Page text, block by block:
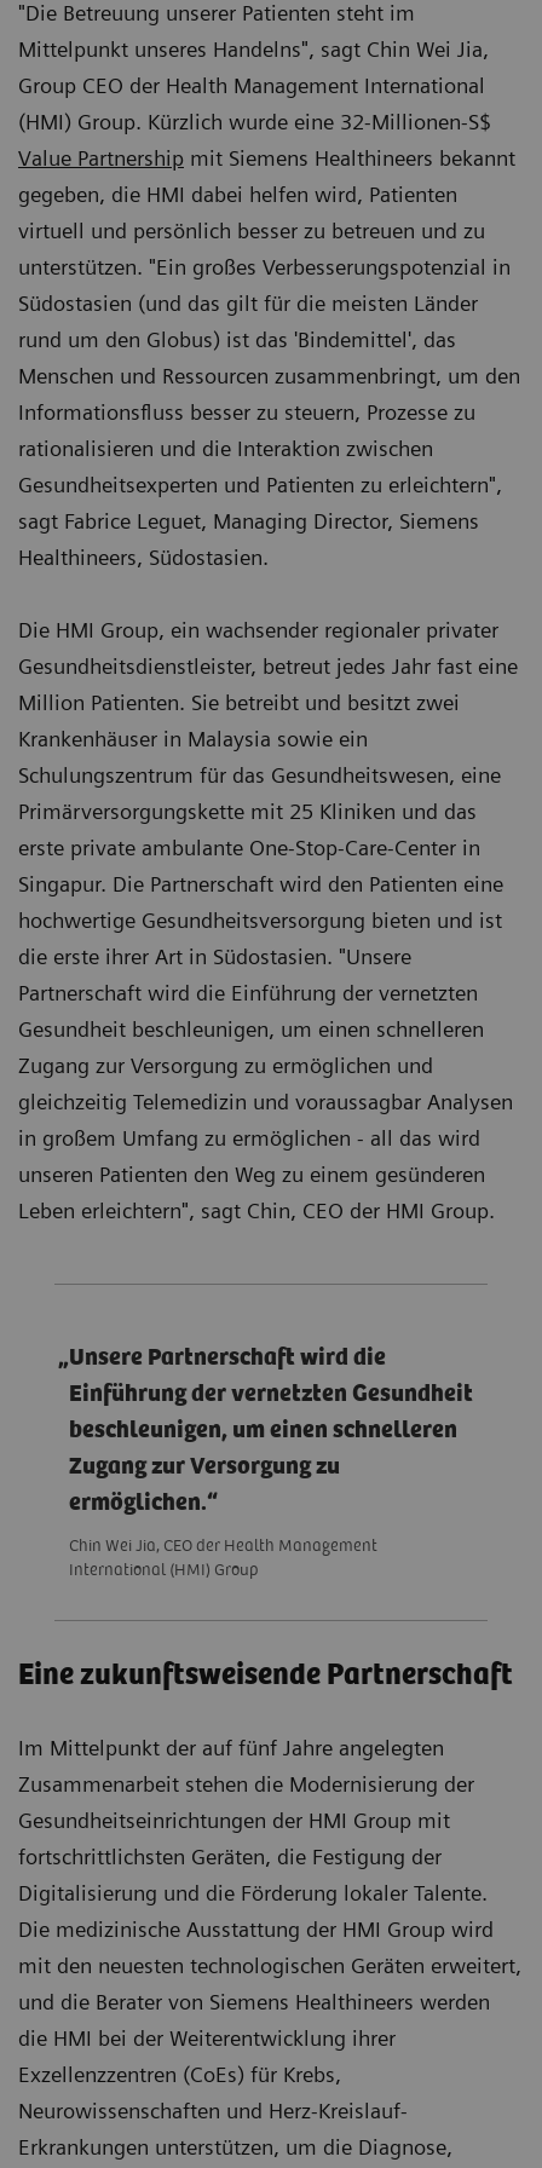
"Die Betreuung unserer Patienten steht im
Mittelpunkt unseres Handelns", sagt Chin Wei Jia,
Group CEO der Health Management International
(HMI) Group. Kürzlich wurde eine 32-Millionen-S$
Value Partnership mit Siemens Healthineers bekannt
gegeben, die HMI dabei helfen wird, Patienten
virtuell und persönlich besser zu betreuen und zu
unterstützen. "Ein großes Verbesserungspotenzial in
Südostasien (und das gilt für die meisten Länder
rund um den Globus) ist das 'Bindemittel', das
Menschen und Ressourcen zusammenbringt, um den
Informationsfluss besser zu steuern, Prozesse zu
rationalisieren und die Interaktion zwischen
Gesundheitsexperten und Patienten zu erleichtern",
sagt Fabrice Leguet, Managing Director, Siemens
Healthineers, Südostasien.
Die HMI Group, ein wachsender regionaler privater
Gesundheitsdienstleister, betreut jedes Jahr fast eine
Million Patienten. Sie betreibt und besitzt zwei
Krankenhäuser in Malaysia sowie ein
Schulungszentrum für das Gesundheitswesen, eine
Primärversorgungskette mit 25 Kliniken und das
erste private ambulante One-Stop-Care-Center in
Singapur. Die Partnerschaft wird den Patienten eine
hochwertige Gesundheitsversorgung bieten und ist
die erste ihrer Art in Südostasien. "Unsere
Partnerschaft wird die Einführung der vernetzten
Gesundheit beschleunigen, um einen schnelleren
Zugang zur Versorgung zu ermöglichen und
gleichzeitig Telemedizin und voraussagbar Analysen
in großem Umfang zu ermöglichen - all das wird
unseren Patienten den Weg zu einem gesünderen
Leben erleichtern", sagt Chin, CEO der HMI Group.
Unsere Partnerschaft wird die
Einführung der vernetzten Gesundheit
beschleunigen, um einen schnelleren
Zugang zur Versorgung zu
ermöglichen.
Chin Wei Jia, CEO der Health Management
International (HMI) Group
Eine zukunftsweisende Partnerschaft
Im Mittelpunkt der auf fünf Jahre angelegten
Zusammenarbeit stehen die Modernisierung der
Gesundheitseinrichtungen der HMI Group mit
fortschrittlichsten Geräten, die Festigung der
Digitalisierung und die Förderung lokaler Talente.
Die medizinische Ausstattung der HMI Group wird
mit den neuesten technologischen Geräten erweitert,
und die Berater von Siemens Healthineers werden
die HMI bei der Weiterentwicklung ihrer
Exzellenzzentren (CoEs) für Krebs,
Neurowissenschaften und Herz-Kreislauf-
Erkrankungen unterstützen, um die Diagnose,